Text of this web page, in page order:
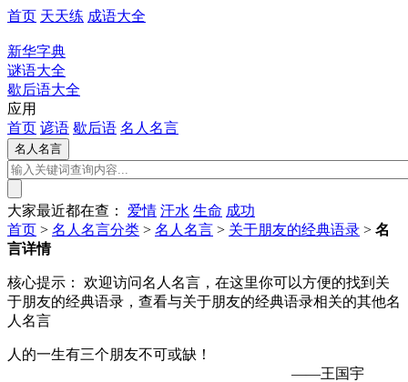
首页 天天练 成语大全
新华字典
谜语大全
歇后语大全
应用
首页 谚语 歇后语 名人名言
大家最近都在查： 爱情 汗水 生命 成功
首页 > 名人名言分类 > 名人名言 > 关于朋友的经典语录 > 名
言详情
核心提示：
欢迎访问名人名言，在这里你可以方便的找到关
于朋友的经典语录，查看与关于朋友的经典语录相关的其他名
人名言
人的一生有三个朋友不可或缺！
——王国宇